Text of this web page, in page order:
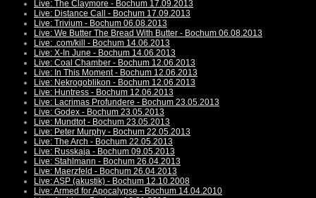
Live: The Claymore - Bochum 17.09.2013
Live: Distance Call - Bochum 17.09.2013
Live: Trivium - Bochum 06.08.2013
Live: We Butter The Bread With Butter - Bochum 06.08.2013
Live: .com/kill - Bochum 14.06.2013
Live: X-In June - Bochum 14.06.2013
Live: Coal Chamber - Bochum 12.06.2013
Live: In This Moment - Bochum 12.06.2013
Live: Nekrogoblikon - Bochum 12.06.2013
Live: Huntress - Bochum 12.06.2013
Live: Lacrimas Profundere - Bochum 23.05.2013
Live: Godex - Bochum 23.05.2013
Live: Mundtot - Bochum 23.05.2013
Live: Peter Murphy - Bochum 22.05.2013
Live: The Arch - Bochum 22.05.2013
Live: Russkaja - Bochum 09.05.2013
Live: Stahlmann - Bochum 26.04.2013
Live: Maerzfeld - Bochum 26.04.2013
Live: ASP (akustik) - Bochum 12.10.2008
Live: Armed for Apocalypse - Bochum 14.04.2010